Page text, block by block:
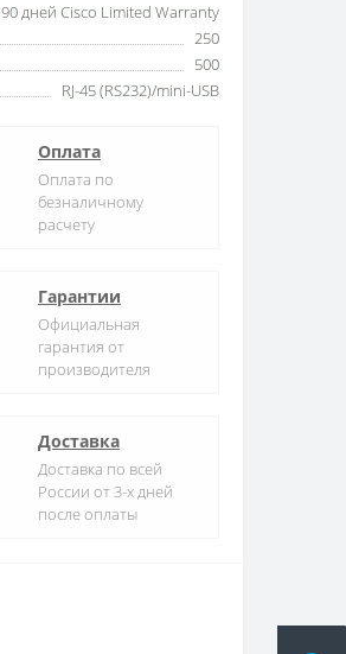
90 дней Cisco Limited Warranty
250
500
RJ-45 (RS232)/mini-USB
Оплата
Оплата по
безналичному
расчету
Гарантии
Официальная
гарантия от
производителя
Доставка
Доставка по всей
России от 3-х дней
после оплаты